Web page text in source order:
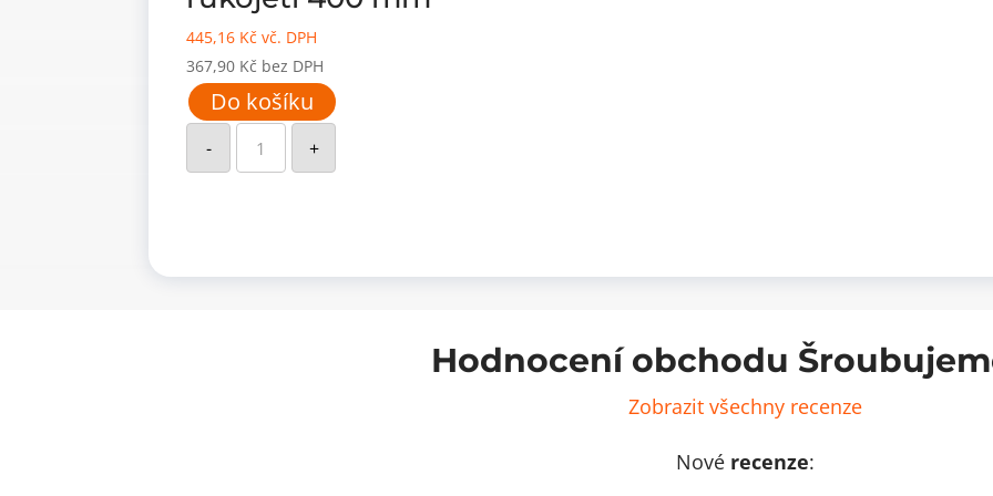
445,16 Kč vč. DPH
367,90 Kč bez DPH
Do košíku
-
Kladivo
dřevěnou
rukojetí
+
Hodnocení obchodu
Zobrazit všechny recenze
Nové recenze: